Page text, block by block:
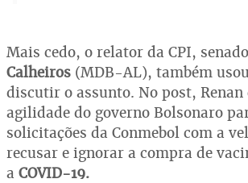
Mais cedo, o relator da CPI,
Calheiros (MDB-AL), também
discutir o assunto. No post, Renan
agilidade do governo Bolsonaro
solicitações da Conmebol com a
recusar e ignorar a compra de
a COVID-19.